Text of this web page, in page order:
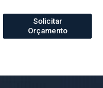
Solicitar
Orçamento